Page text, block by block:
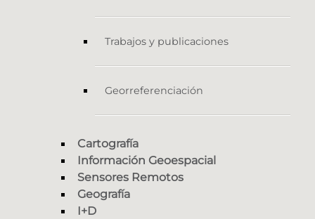
Trabajos y publicaciones
Georreferenciación
Cartografía
Información Geoespacial
Sensores Remotos
Geografía
I+D